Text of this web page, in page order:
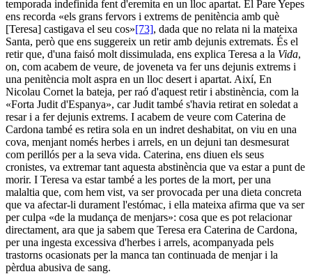
temporada indefinida fent d'eremita en un lloc apartat. El Pare Yepes
ens recorda «els grans fervors i extrems de penitència amb què
[Teresa] castigava el seu cos»[73], dada que no relata ni la mateixa
Santa, però que ens suggereix un retir amb dejunis extremats. És el
retir que, d'una faisó molt dissimulada, ens explica Teresa a la Vida,
on, com acabem de veure, de joveneta va fer uns dejunis extrems i
una penitència molt aspra en un lloc desert i apartat. Així, En
Nicolau Cornet la bateja, per raó d'aquest retir i abstinència, com la
«Forta Judit d'Espanya», car Judit també s'havia retirat en soledat a
resar i a fer dejunis extrems. I acabem de veure com Caterina de
Cardona també es retira sola en un indret deshabitat, on viu en una
cova, menjant només herbes i arrels, en un dejuni tan desmesurat
com perillós per a la seva vida. Caterina, ens diuen els seus
cronistes, va extremar tant aquesta abstinència que va estar a punt de
morir. I Teresa va estar també a les portes de la mort, per una
malaltia que, com hem vist, va ser provocada per una dieta concreta
que va afectar-li durament l'estómac, i ella mateixa afirma que va ser
per culpa «de la mudança de menjars»: cosa que es pot relacionar
directament, ara que ja sabem que Teresa era Caterina de Cardona,
per una ingesta excessiva d'herbes i arrels, acompanyada pels
trastorns ocasionats per la manca tan continuada de menjar i la
pèrdua abusiva de sang.